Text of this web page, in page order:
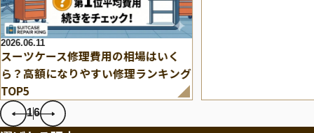
2026.06.11
スーツケース修理費用の相場はいく
ら？高額になりやすい修理ランキング
TOP5
16